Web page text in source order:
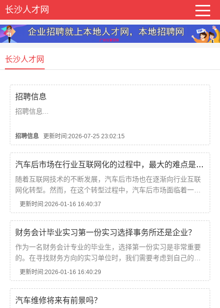
长沙人才网
长沙人才网
招聘信息
招聘信息...
招聘信息 更新时间:2026-07-25 23:02:15
汽车后市场在行业互联网化的过程中，最大的难点是什么?
随着互联网技术的不断发展，汽车后市场也在逐渐向行业互联
网化转型。然而，在这个转型过程中，汽车后市场面临着一些
难点。以下是其中最大的难点：1.传统行业惯性思维汽车后市
场是一个传统的行业，很多企业和从业者习惯于...
更新时间:2026-01-16 16:40:37
财务会计毕业实习第一份实习选择事务所还是企业？
作为一名财务会计专业的毕业生，选择第一份实习是非常重要
的。在寻找财务方向的实习单位时，我们需要考虑到自己的职
业规划和发展方向。一般来说，财务会计毕业生的实习选择主
要有两种：事务所和企业。那么，应该选择哪一...
更新时间:2026-01-16 16:40:29
汽车维修将来有前景吗？